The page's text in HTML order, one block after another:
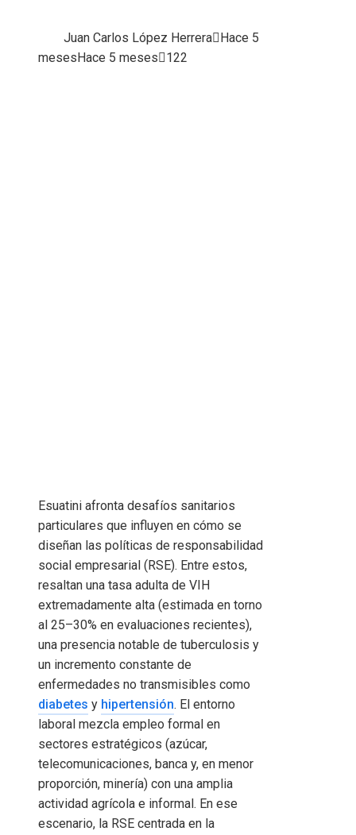
Juan Carlos López Herrera
Hace 5
meses Hace 5 meses 122
Esuatini afronta desafíos sanitarios
particulares que influyen en cómo se
diseñan las políticas de responsabilidad
social empresarial (RSE). Entre estos,
resaltan una tasa adulta de VIH
extremadamente alta (estimada en torno
al 25–30% en evaluaciones recientes),
una presencia notable de tuberculosis y
un incremento constante de
enfermedades no transmisibles como
diabetes y hipertensión. El entorno
laboral mezcla empleo formal en
sectores estratégicos (azúcar,
telecomunicaciones, banca y, en menor
proporción, minería) con una amplia
actividad agrícola e informal. En ese
escenario, la RSE centrada en la